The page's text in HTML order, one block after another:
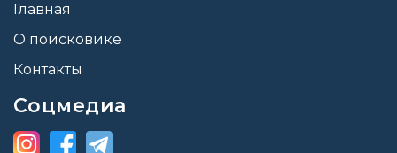
Главная
О поисковике
Контакты
Соцмедиа